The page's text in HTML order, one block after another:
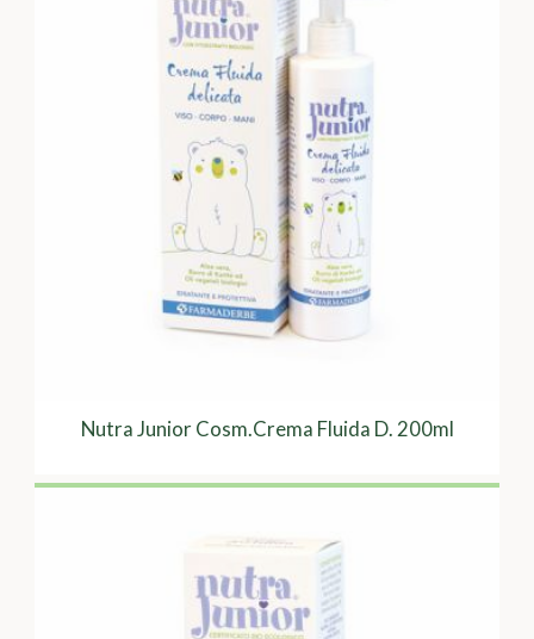
Nutra Junior Cosm.Crema Fluida D. 200ml